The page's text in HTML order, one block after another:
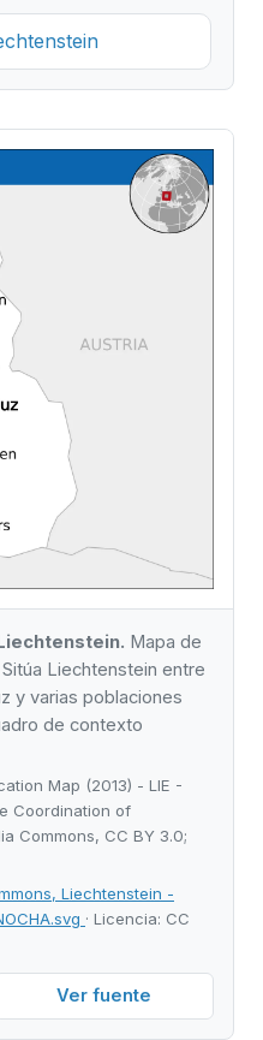
Mapa de
Liechtenstein entre
y varias poblaciones
de contexto
Map (2013) - LIE -
Coordination of
Commons, CC BY 3.0;
Liechtenstein -
· Licencia: CC
Ver fuente